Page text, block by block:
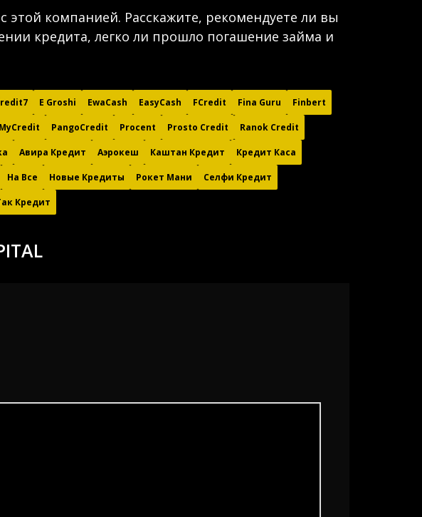
компанией. Расскажите, рекомендуете ли вы
кредита, легко ли прошло погашение займа и
E Groshi EwaCash EasyCash FCredit Fina Guru Finbert
MyCredit PangoCredit Procent Prosto Credit Ranok Credit
Авира Кредит Аэрокеш Каштан Кредит Кредит Каса
На Все Новые Кредиты Рокет Мани Селфи Кредит
Кредит